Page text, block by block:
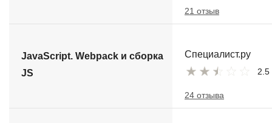
21 отзыв
JavaScript. Webpack и сборка
JS
Специалист.ру
2.5
24 отзыва